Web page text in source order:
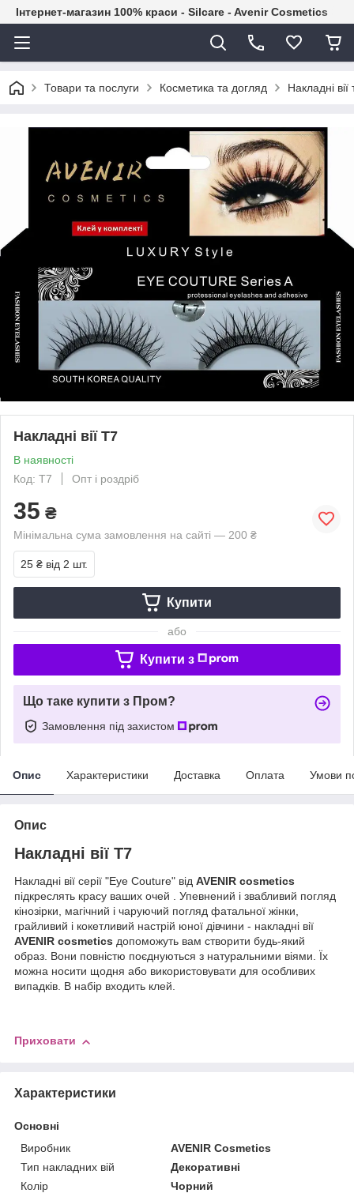
Інтернет-магазин 100% краси - Silcare - Avenir Cosmetics
Товари та послуги Косметика та догляд Накладні
Накладні вії Т7
В наявності
Код: Т7
Опт і роздріб
35 ₴
Мінімальна сума замовлення на сайті — 200 ₴
25 ₴ від 2 шт.
Купити
або
Купити з
Що таке купити з Пром?
Замовлення під захистом
Опис Характеристики Доставка Оплата Умови
Опис
Накладні вії Т7
Накладні вії серії "Eye Couture" від AVENIR cosmetics
підкреслять красу ваших очей . Упевнений і звабливий погляд
кінозірки, магічний і чаруючий погляд фатальної жінки,
грайливий і кокетливий настрій юної дівчини - накладні вії
AVENIR cosmetics допоможуть вам створити будь-який
образ. Вони повністю поєднуються з натуральними віями. Їх
можна носити щодня або використовувати для особливих
випадків. В набір входить клей.
Приховати
Характеристики
Основні
Виробник
AVENIR Cosmetics
Тип накладних вій
Декоративні
Колір
Чорний